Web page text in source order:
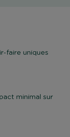
faire uniques
minimal sur